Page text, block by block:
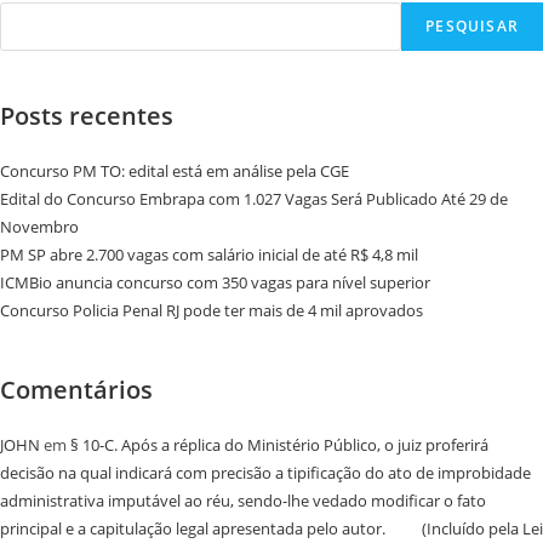
PESQUISAR
Posts recentes
Concurso PM TO: edital está em análise pela CGE
Edital do Concurso Embrapa com 1.027 Vagas Será Publicado Até 29 de
Novembro
PM SP abre 2.700 vagas com salário inicial de até R$ 4,8 mil
ICMBio anuncia concurso com 350 vagas para nível superior
Concurso Policia Penal RJ pode ter mais de 4 mil aprovados
Comentários
JOHN em § 10-C. Após a réplica do Ministério Público, o juiz proferirá
decisão na qual indicará com precisão a tipificação do ato de improbidade
administrativa imputável ao réu, sendo-lhe vedado modificar o fato
principal e a capitulação legal apresentada pelo autor. (Incluído pela Lei